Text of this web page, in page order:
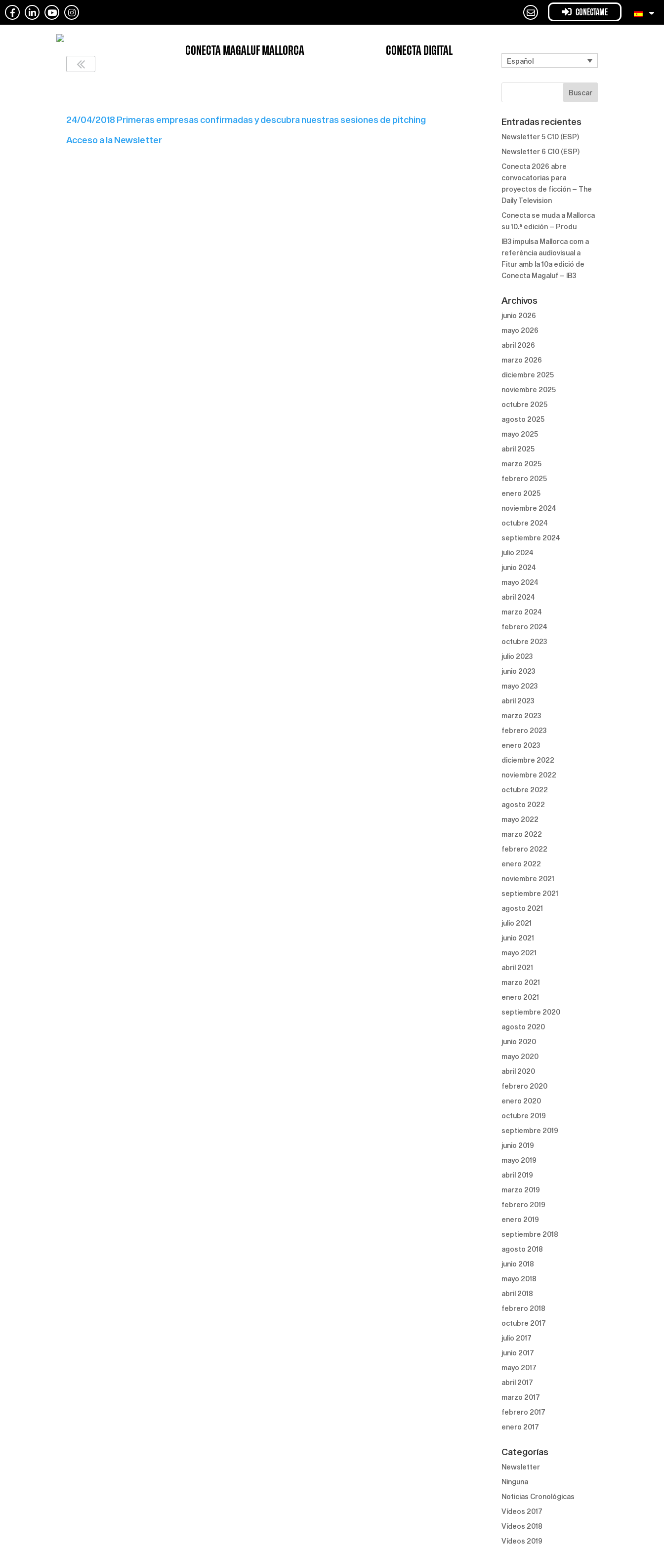
CONÉCTAME
CONECTA MAGALUF MALLORCA CONECTA DIGITAL
24/04/2018 Primeras empresas confirmadas y descubra nuestras sesiones de pitching
Acceso a la Newsletter
Español
Entradas recientes
Newsletter 5 C10 (ESP)
Newsletter 6 C10 (ESP)
Conecta 2026 abre
convocatorias para
proyectos de ficción – The
Daily Television
Conecta se muda a Mallorca
su 10.ª edición – Produ
IB3 impulsa Mallorca com a
referència audiovisual a
Fitur amb la 10a edició de
Conecta Magaluf – IB3
Archivos
junio 2026
mayo 2026
abril 2026
marzo 2026
diciembre 2025
noviembre 2025
octubre 2025
agosto 2025
mayo 2025
abril 2025
marzo 2025
febrero 2025
enero 2025
noviembre 2024
octubre 2024
septiembre 2024
julio 2024
junio 2024
mayo 2024
abril 2024
marzo 2024
febrero 2024
octubre 2023
julio 2023
junio 2023
mayo 2023
abril 2023
marzo 2023
febrero 2023
enero 2023
diciembre 2022
noviembre 2022
octubre 2022
agosto 2022
mayo 2022
marzo 2022
febrero 2022
enero 2022
noviembre 2021
septiembre 2021
agosto 2021
julio 2021
junio 2021
mayo 2021
abril 2021
marzo 2021
enero 2021
septiembre 2020
agosto 2020
junio 2020
mayo 2020
abril 2020
febrero 2020
enero 2020
octubre 2019
septiembre 2019
junio 2019
mayo 2019
abril 2019
marzo 2019
febrero 2019
enero 2019
septiembre 2018
agosto 2018
junio 2018
mayo 2018
abril 2018
febrero 2018
octubre 2017
julio 2017
junio 2017
mayo 2017
abril 2017
marzo 2017
febrero 2017
enero 2017
Categorías
Newsletter
Ninguna
Noticias Cronológicas
Vídeos 2017
Vídeos 2018
Vídeos 2019